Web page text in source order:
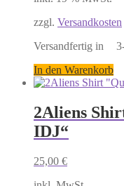
zzgl. Versandkosten
In den Warenkorb
2Aliens
IDJ“
25,00 €